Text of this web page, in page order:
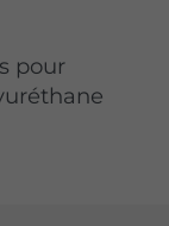
pour